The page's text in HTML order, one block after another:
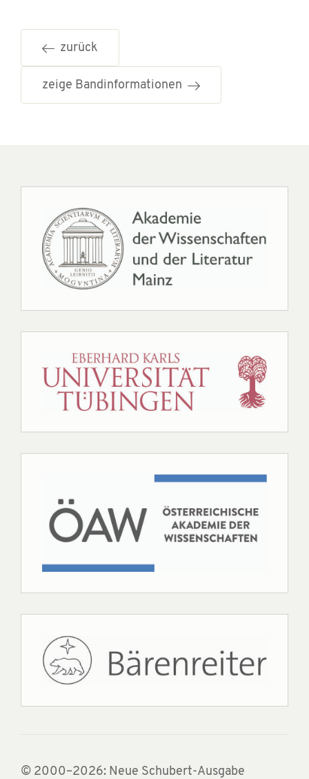
zurück
zeige Bandinformationen
© 2000–2026: Neue Schubert-Ausgabe